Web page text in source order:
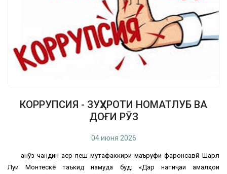
КОРРУПСИЯ - ЗУҲУРОТИ НОМАТЛУБ ВА
ДОҒИ РӮЗ
04 июня 2026
Ҳанӯз чандин аср пеш мутафаккири маъруфи фаронсавӣ Шарл
Луи Монтескё таъкид намуда буд: «Дар натиҷаи амалҳои